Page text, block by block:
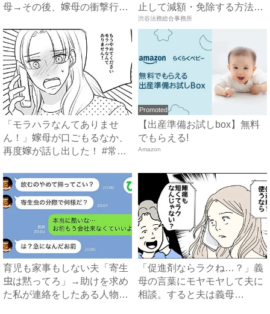
母→その後、嫁母の衝撃行動
止して減額・免除する方法』
で...
渋谷法務総合事務所
「モラハラなんてありませ
ん！」嫁母が口ごもるなか、
再度嫁が話し出した！ #常識
Promoted
【出産準備お試しbox】無料
でもらえる!
Amazon
育児も家事もしない夫「寄生
虫は黙ってろ」→助けを求め
た私が連絡をしたある人物と
「促進剤ならラクね…？」義
母の言葉にモヤモヤして夫に
相談。すると夫は義母